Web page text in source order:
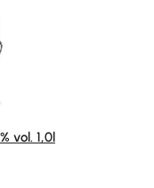
5 Sternen
vol. 1,0l